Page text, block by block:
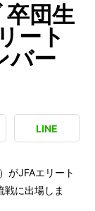
団生
ート
バー
LINE
がJFAエリート
戦に出場しま